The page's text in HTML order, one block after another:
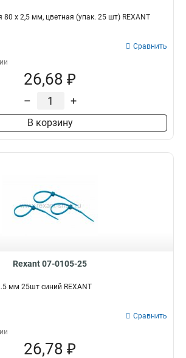
x 2,5 мм, цветная (упак. 25 шт) REXANT
Сравнить
26,68 ₽
– +
В корзину
Rexant 07-0105-25
мм 25шт синий REXANT
Сравнить
26,78 ₽